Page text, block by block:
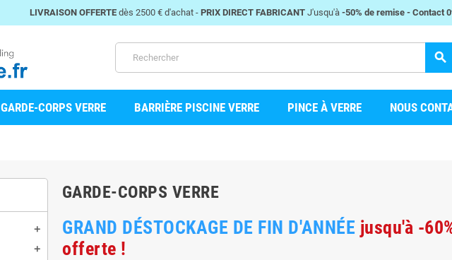
LIVRAISON OFFERTE dès 2500 € d'achat - PRIX DIRECT FABRICANT J'usqu'à -50% de remise - Contact
search
GARDE-CORPS VERRE BARRIÈRE PISCINE VERRE PINCE À VERRE NOUS
add
add
GARDE-CORPS VERRE
GRAND DÉSTOCKAGE DE FIN D'ANNÉE jusqu'à -
offerte !